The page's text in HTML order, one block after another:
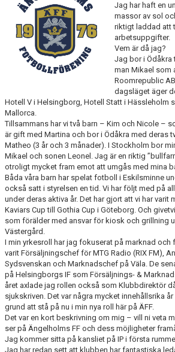
Jag har haft en
massor av sol
riktigt laddad att
arbetsuppgifter.
Vem är då jag?
Jag bor i Ödåkra
man Mikael som
Roomrepublic
dagsläget äger
Hotell V i Helsingborg, Hotell Statt i Hässleholm
Mallorca.
Tillsammans har vi två barn – Kim och Nicole –
är gift med Martina och bor i Ödåkra med deras
Matheo (3 år och 3 månader). I Stockholm bor
Mikael och sonen Leonel. Jag är en riktig
otroligt mycket fram emot att umgås med mina
Båda våra barn har spelat fotboll i Eskilsminne
också satt i styrelsen en tid. Vi har följt med på
under deras aktiva år. Det har gjort att vi har varit
Kaviars Cup till Gothia Cup i Göteborg. Och
som förälder med ansvar för kiosk och grillning
Västergård.
I min yrkesroll har jag fokuserat på marknad och
varit Försäljningschef för MTG Radio (RIX FM),
Sydsvenskan och Marknadschef på Väla. De
på Helsingborgs IF som Försäljnings- &
året axlade jag rollen också som Klubbdirektör
sjukskriven. Det var några mycket innehållsrika
grund att stå på nu i min nya roll här på ÄFF.
Det var en kort beskrivning om mig – vill ni veta
ser på Ängelholms FF och dess möjligheter
Jag kommer sitta på kansliet på IP i första
Jag har redan sett att klubben har fantastiska